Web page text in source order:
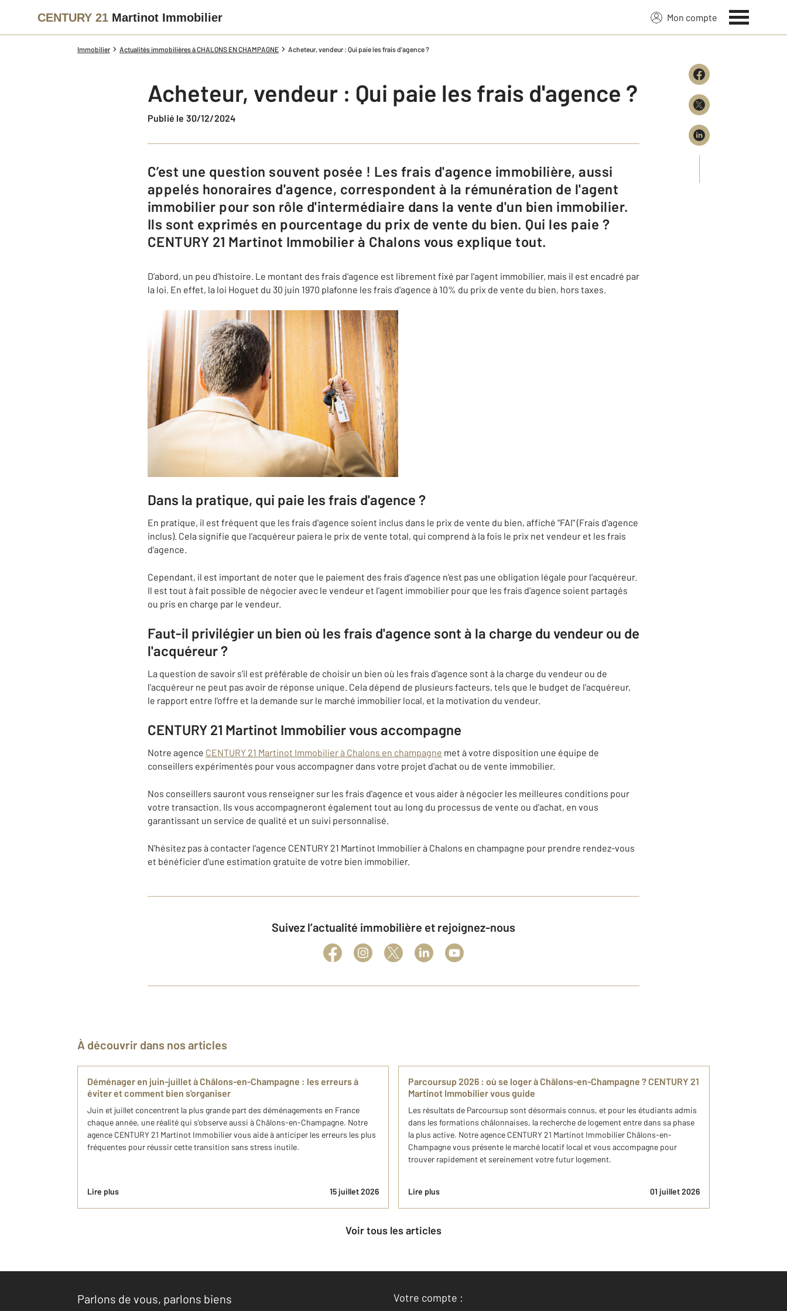
CENTURY 21 Martinot Immobilier Mon compte
Immobilier Actualités immobilières à CHALONS EN CHAMPAGNE Acheteur, vendeur : Qui paie les frais d'agence ?
Acheteur, vendeur : Qui paie les frais d'agence ?
Publié le 30/12/2024
C’est une question souvent posée ! Les frais d'agence immobilière, aussi
appelés honoraires d'agence, correspondent à la rémunération de l'agent
immobilier pour son rôle d'intermédiaire dans la vente d'un bien immobilier.
Ils sont exprimés en pourcentage du prix de vente du bien. Qui les paie ?
CENTURY 21 Martinot Immobilier à Chalons vous explique tout.
D’abord, un peu d’histoire. Le montant des frais d'agence est librement fixé par l'agent immobilier, mais il est encadré par
la loi. En effet, la loi Hoguet du 30 juin 1970 plafonne les frais d'agence à 10% du prix de vente du bien, hors taxes.
Dans la pratique, qui paie les frais d'agence ?
En pratique, il est fréquent que les frais d'agence soient inclus dans le prix de vente du bien, affiché "FAI" (Frais d'agence
inclus). Cela signifie que l'acquéreur paiera le prix de vente total, qui comprend à la fois le prix net vendeur et les frais
d'agence.
Cependant, il est important de noter que le paiement des frais d'agence n'est pas une obligation légale pour l'acquéreur.
Il est tout à fait possible de négocier avec le vendeur et l'agent immobilier pour que les frais d'agence soient partagés
ou pris en charge par le vendeur.
Faut-il privilégier un bien où les frais d'agence sont à la charge du vendeur ou de
l'acquéreur ?
La question de savoir s'il est préférable de choisir un bien où les frais d'agence sont à la charge du vendeur ou de
l'acquéreur ne peut pas avoir de réponse unique. Cela dépend de plusieurs facteurs, tels que le budget de l'acquéreur,
le rapport entre l'offre et la demande sur le marché immobilier local, et la motivation du vendeur.
CENTURY 21 Martinot Immobilier vous accompagne
Notre agence CENTURY 21 Martinot Immobilier à Chalons en champagne met à votre disposition une équipe de
conseillers expérimentés pour vous accompagner dans votre projet d'achat ou de vente immobilier.
Nos conseillers sauront vous renseigner sur les frais d'agence et vous aider à négocier les meilleures conditions pour
votre transaction. Ils vous accompagneront également tout au long du processus de vente ou d'achat, en vous
garantissant un service de qualité et un suivi personnalisé.
N'hésitez pas à contacter l'agence CENTURY 21 Martinot Immobilier à Chalons en champagne pour prendre rendez-vous
et bénéficier d'une estimation gratuite de votre bien immobilier.
Suivez l’actualité immobilière et rejoignez-nous
À découvrir dans nos articles
Déménager en juin-juillet à Châlons-en-Champagne : les erreurs à
éviter et comment bien s'organiser
Juin et juillet concentrent la plus grande part des déménagements en France
chaque année, une réalité qui s'observe aussi à Châlons-en-Champagne. Notre
agence CENTURY 21 Martinot Immobilier vous aide à anticiper les erreurs les plus
fréquentes pour réussir cette transition sans stress inutile.
Lire plus 15 juillet 2026
Parcoursup 2026 : où se loger à Châlons-en-Champagne ? CENTURY 21
Martinot Immobilier vous guide
Les résultats de Parcoursup sont désormais connus, et pour les étudiants admis
dans les formations châlonnaises, la recherche de logement entre dans sa phase
la plus active. Notre agence CENTURY 21 Martinot Immobilier Châlons-en-
Champagne vous présente le marché locatif local et vous accompagne pour
trouver rapidement et sereinement votre futur logement.
Lire plus 01 juillet 2026
Voir tous les articles
Parlons de vous, parlons biens Votre compte :